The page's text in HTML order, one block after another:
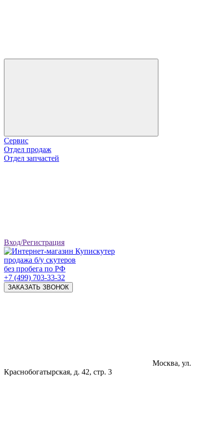
Сервис
Отдел продаж
Отдел запчастей
Вход/Регистрация
продажа б/у скутеров
без пробега по РФ
+7 (499) 703-33-32
ЗАКАЗАТЬ ЗВОНОК
Москва, ул.
Краснобогатырская, д. 42, стр. 3